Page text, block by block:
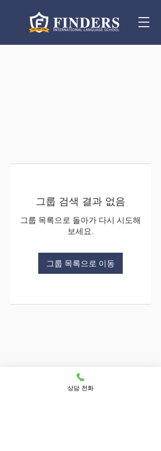
그룹 검색 결과 없음
그룹 목록으로 돌아가 다시 시도해
보세요.
그룹 목록으로 이동
상담 전화